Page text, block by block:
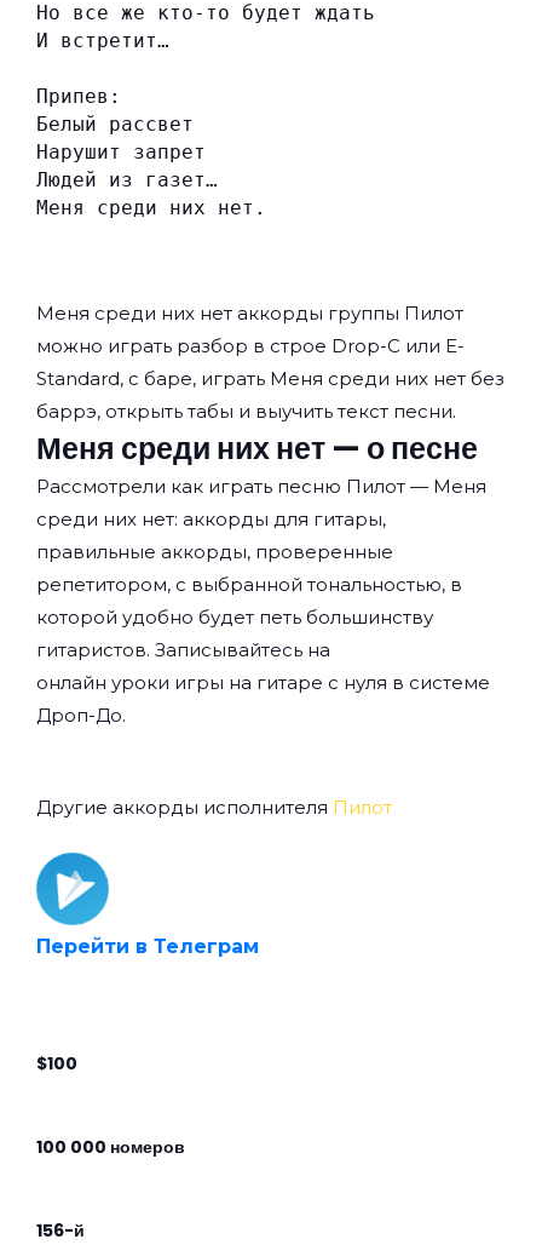
Но все же кто-то будет ждать
И встретит…
Припев:
Белый рассвет
Нарушит запрет
Людей из газет…
Меня среди них нет.
Меня среди них нет аккорды группы Пилот
можно играть разбор в строе Drop-C или E-
Standard, с баре, играть Меня среди них нет без
баррэ, открыть табы и выучить текст песни.
Меня среди них нет — о песне
Рассмотрели как играть песню Пилот — Меня
среди них нет: аккорды для гитары,
правильные аккорды, проверенные
репетитором, с выбранной тональностью, в
которой удобно будет петь большинству
гитаристов. Записывайтесь на
онлайн уроки игры на гитаре с нуля в системе
Дроп-До.
Другие аккорды исполнителя Пилот
Перейти в Телеграм
$100
100 000 номеров
156-й